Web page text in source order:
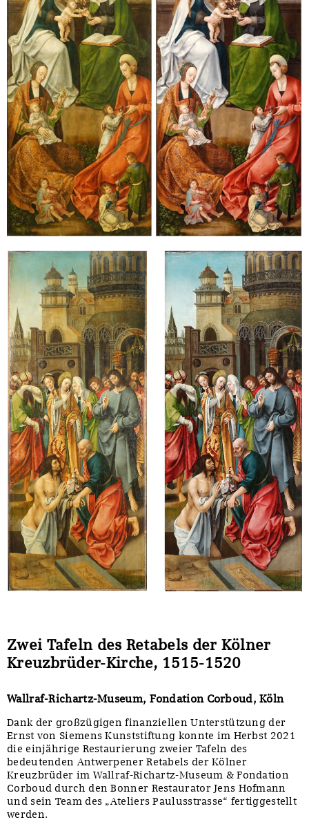
Zwei Tafeln des Retabels der Kölner
Kreuzbrüder-Kirche, 1515-1520
Wallraf-Richartz-Museum, Fondation Corboud, Köln
Dank der großzügigen finanziellen Unterstützung der
Ernst von Siemens Kunststiftung konnte im Herbst 2021
die einjährige Restaurierung zweier Tafeln des
bedeutenden Antwerpener Retabels der Kölner
Kreuzbrüder im Wallraf-Richartz-Museum & Fondation
Corboud durch den Bonner Restaurator Jens Hofmann
und sein Team des „Ateliers Paulusstrasse“ fertiggestellt
werden.
Sonstiges